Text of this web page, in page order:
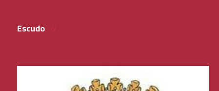
Escudo